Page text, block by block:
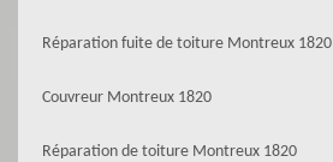
Réparation fuite de toiture Montreux 1820
Couvreur Montreux 1820
Réparation de toiture Montreux 1820